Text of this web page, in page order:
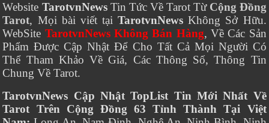
Website TarotvnNewsTin Tức Về Tarot Từ Cộng Đồng
Tarot, Mọi bài viết tạiTarotvnNews Không Sở Hữu.
WebSite TarotvnNews Không Bán Hàng, Về Các Sản
Phẩm Được Cập Nhật Để Cho Tất Cả Mọi Người Có
Thể Tham Khảo Về Giá, Các Thông Số, Thông Tin
Chung Về Tarot.
TarotvnNews Cập Nhật TopList Tin Mới Nhất Về
Tarot Trên Cộng Đồng 63 Tỉnh Thành Tại Việt